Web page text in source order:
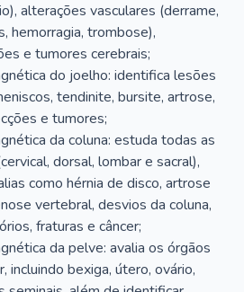
alterações vasculares (derrame,
hemorragia, trombose),
e tumores cerebrais;
do joelho: identifica lesões
tendinite, bursite, artrose,
e tumores;
da coluna: estuda todas as
dorsal, lombar e sacral),
como hérnia de disco, artrose
vertebral, desvios da coluna,
fraturas e câncer;
da pelve: avalia os órgãos
incluindo bexiga, útero, ovário,